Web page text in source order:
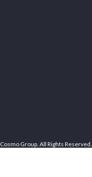
Cosmo Group. All Rights Reserved.